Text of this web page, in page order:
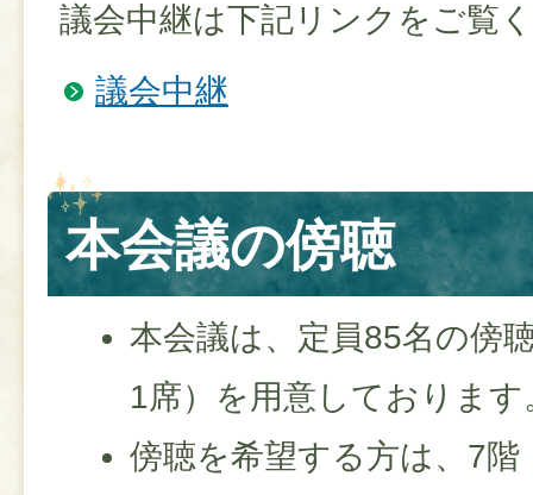
議会中継は下記リンクをご覧
議会中継
本会議の傍聴
本会議は、定員85名の傍
1席）を用意しております
傍聴を希望する方は、7階